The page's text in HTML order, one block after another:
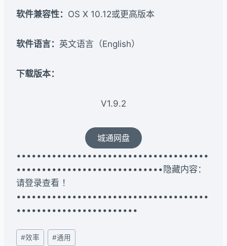
软件兼容性： OS X 10.12或更高版本
软件语言： 英文语言（English）
下载版本：​
V1.9.2
城通网盘
••••••••••••••••••••••••••••••••••••••
•••••••••••••••••••••••••••••隐藏内容：
请登录查看 ！
••••••••••••••••••••••••••••••••••••••
••••••••••••••••••••••••
文
#效率 #通用